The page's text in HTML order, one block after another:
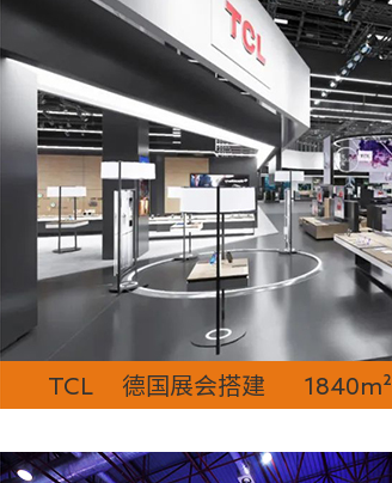
TCL 德国展会搭建 1840m²